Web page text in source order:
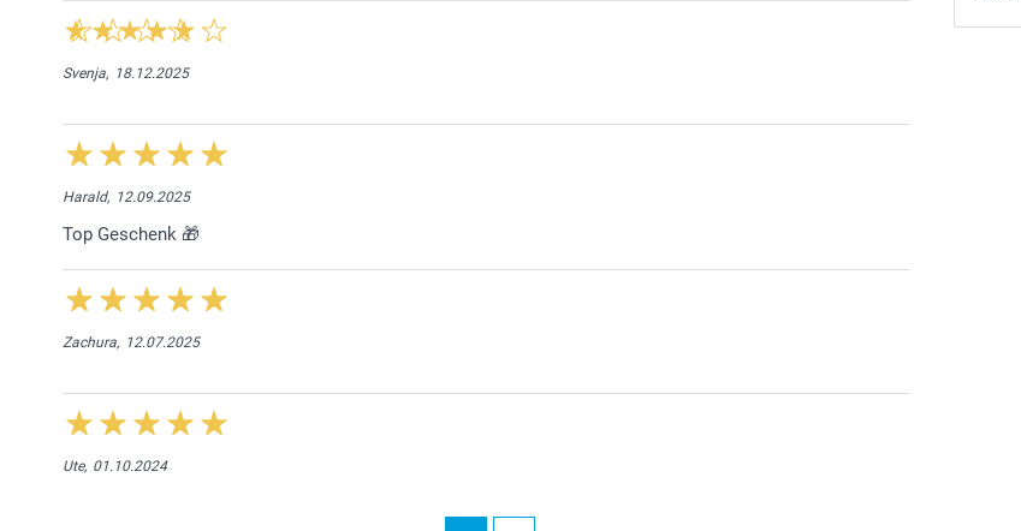
Svenja, 18.12.2025
Harald, 12.09.2025
Top Geschenk 🎁
Zachura, 12.07.2025
Ute, 01.10.2024